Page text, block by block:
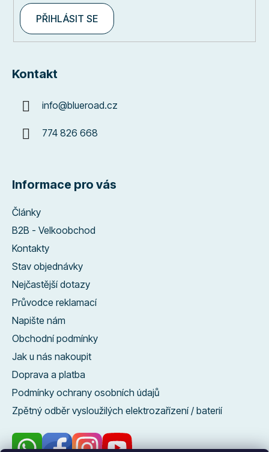
PŘIHLÁSIT SE
Kontakt
info@blueroad.cz
774 826 668
Informace pro vás
Články
B2B - Velkoobchod
Kontakty
Stav objednávky
Nejčastější dotazy
Průvodce reklamací
Napište nám
Obchodní podmínky
Jak u nás nakoupit
Doprava a platba
Podmínky ochrany osobních údajů
Zpětný odběr vysloužilých elektrozařízení / baterií